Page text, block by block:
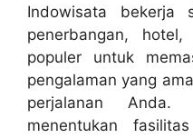
Indowisata bekerja
penerbangan,
populer untuk
pengalaman yang
perjalanan
menentukan